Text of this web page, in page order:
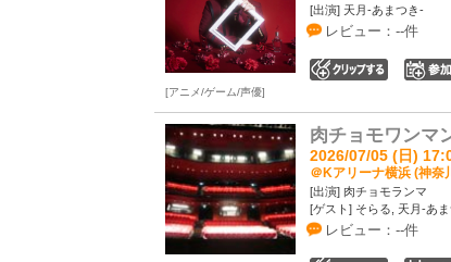
[出演] 天月-あまつき-
レビュー：--件
アニメ/ゲーム/声優
肉チョモワンマ
2026/07/05 (日)
＠Kアリーナ横浜 (神奈
[出演] 肉チョモランマ
[ゲスト] そらる, 天月-あ
レビュー：--件